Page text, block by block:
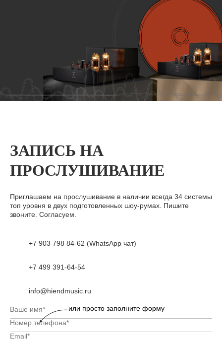
ЗАПИСЬ НА
ПРОСЛУШИВАНИЕ
Приглашаем на прослушивание в наличии всегда 34 системы
топ уровня в двух подготовленных шоу-румах. Пишите
звоните. Согласуем.
+7 903 798 84-62 (WhatsApp чат)
+7 499 391-64-54
info@hiendmusic.ru
или просто заполните форму